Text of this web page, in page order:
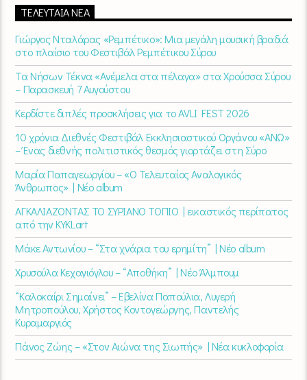
ΤΕΛΕΥΤΑΊΑ ΝΈΑ
Γιώργος Νταλάρας «Ρεμπέτικο»: Μια μεγάλη μουσική βραδιά
στο πλαίσιο του Φεστιβάλ Ρεμπέτικου Σύρου
Τα Νήσων Τέκνα «Ανέμελα στα πέλαγα» στα Χρούσσα Σύρου
– Παρασκευή 7 Αυγούστου
Κερδίστε διπλές προσκλήσεις για το AVLI FEST 2026
10 χρόνια Διεθνές Φεστιβάλ Εκκλησιαστικού Οργάνου «ΑΝΩ»
– Ένας διεθνής πολιτιστικός θεσμός γιορτάζει στη Σύρο​
Μαρία Παπαγεωργίου – «Ο Τελευταίος Αναλογικός
Άνθρωπος» | Νέο album
ΑΓΚΑΛΙΑΖΟΝΤΑΣ ΤΟ ΣΥΡΙΑΝΟ ΤΟΠΙΟ | εικαστικός περίπατος
από την KYKLart
Μάκε Αντωνίου – “Στα χνάρια του ερημίτη” | Νέο album
Χρυσούλα Κεχαγιόγλου – “Αποθήκη” | Νέο Άλμπουμ
“Καλοκαίρι Σημαίνει” – Εβελίνα Παπούλια, Λυγερή
Μητροπούλου, Χρήστος Κοντογεώργης, Παντελής
Κυραμαργιός
Πάνος Ζώης – «Στον Αιώνα της Σιωπής» | Νέα κυκλοφορία